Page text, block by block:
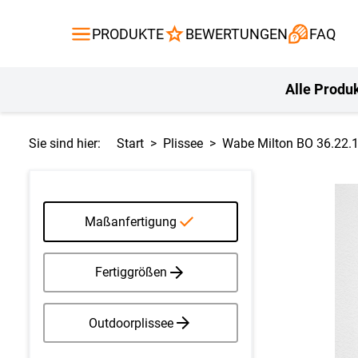
PRODUKTE BEWERTUNGEN FAQ
Alle
Gardinen
Sie sind hier: Start Plissee Wabe Milton BO
Maßanfertigung
Fertiggrößen
Outdoorplissee